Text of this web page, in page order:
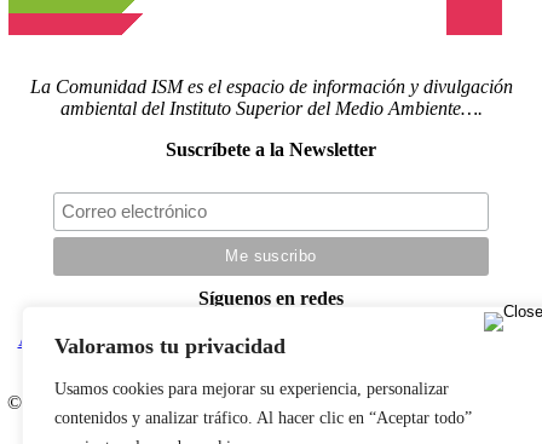
Valoramos tu privacidad
Usamos cookies para mejorar su experiencia, personalizar
contenidos y analizar tráfico. Al hacer clic en “Aceptar todo”
La Comunidad ISM es el espacio de información y divulgación
ambiental del Instituto Superior del Medio Ambiente….
Suscríbete a la Newsletter
Síguenos en redes
Actualidad|Blog|Agenda|Herramientas
Empleo
© Copyright 2022 |
Aviso legal Política de privacidad
por LBM Diseño Web